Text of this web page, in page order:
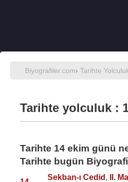
Biyografiler.com› Tarihte
Tarihte yolculuk :
Tarihte 14 ekim günü
Tarihte bugün
Sekban-ı Cedid , II.